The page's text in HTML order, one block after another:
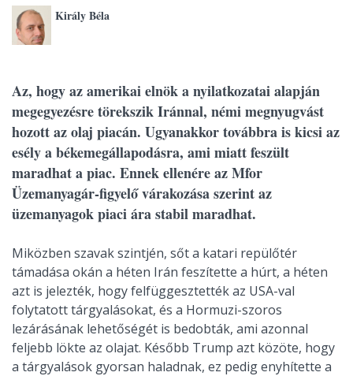
Király Béla
Az, hogy az amerikai elnök a nyilatkozatai alapján
megegyezésre törekszik Iránnal, némi megnyugvást
hozott az olaj piacán. Ugyanakkor továbbra is kicsi az
esély a békemegállapodásra, ami miatt feszült
maradhat a piac. Ennek ellenére az Mfor
Üzemanyagár-figyelő várakozása szerint az
üzemanyagok piaci ára stabil maradhat.
Miközben szavak szintjén, sőt a katari repülőtér
támadása okán a héten Irán feszítette a húrt, a héten
azt is jelezték, hogy felfüggesztették az USA-val
folytatott tárgyalásokat, és a Hormuzi-szoros
lezárásának lehetőségét is bedobták, ami azonnal
feljebb lökte az olajat. Később Trump azt közöte, hogy
a tárgyalások gyorsan haladnak, ez pedig enyhítette a